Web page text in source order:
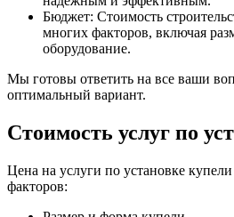
Бюджет: Стоимость
многих факторов, включая
оборудование.
Мы готовы ответить на все ваши
оптимальный вариант.
Стоимость услуг по
Цена на услуги по установке
факторов: